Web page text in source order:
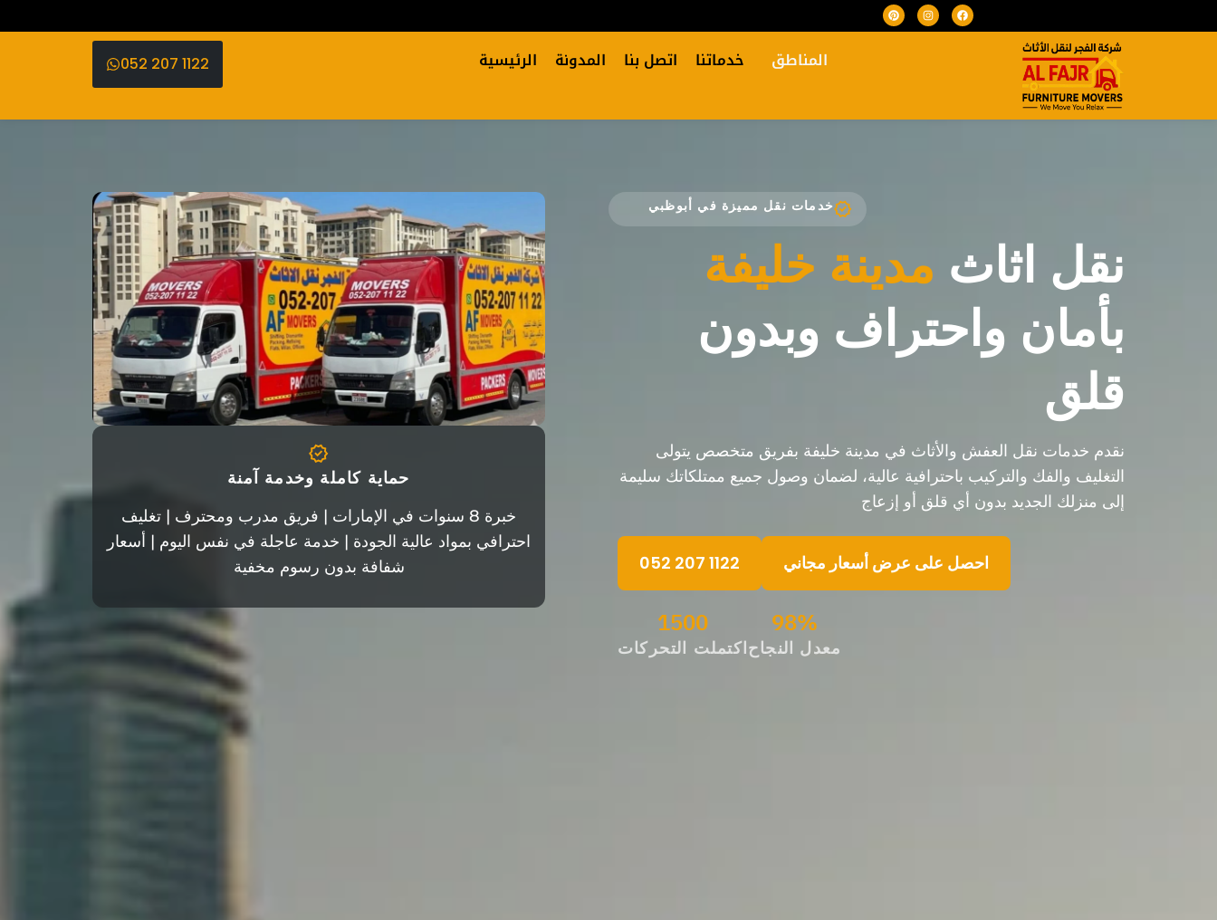
الرئيسية المدونة اتصل بنا خدماتنا المناطق 052 207 1122
حماية كاملة وخدمة آمنة
خبرة 8 سنوات في الإمارات | فريق مدرب ومحترف | تغليف
احترافي بمواد عالية الجودة | خدمة عاجلة في نفس اليوم | أسعار
شفافة بدون رسوم مخفية
خدمات نقل مميزة في أبوظبي
نقل اثاث مدينة خليفة
بأمان واحتراف وبدون
قلق
نقدم خدمات نقل العفش والأثاث في مدينة خليفة بفريق متخصص يتولى
التغليف والفك والتركيب باحترافية عالية، لضمان وصول جميع ممتلكاتك سليمة
إلى منزلك الجديد بدون أي قلق أو إزعاج
052 207 1122 احصل على عرض أسعار مجاني
اكتملت التحركات
1500
معدل النجاح
98%